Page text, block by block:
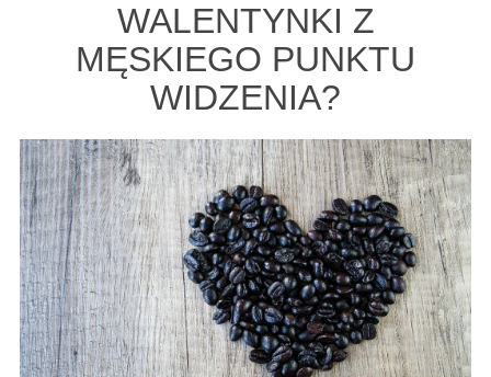
WALENTYNKI Z
MĘSKIEGO PUNKTU
WIDZENIA?